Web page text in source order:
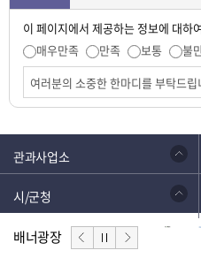
이 페이지에서 제공하는 정보에 대하
매우만족
만족 보통 불
관과사업소
시/군청
배너광장